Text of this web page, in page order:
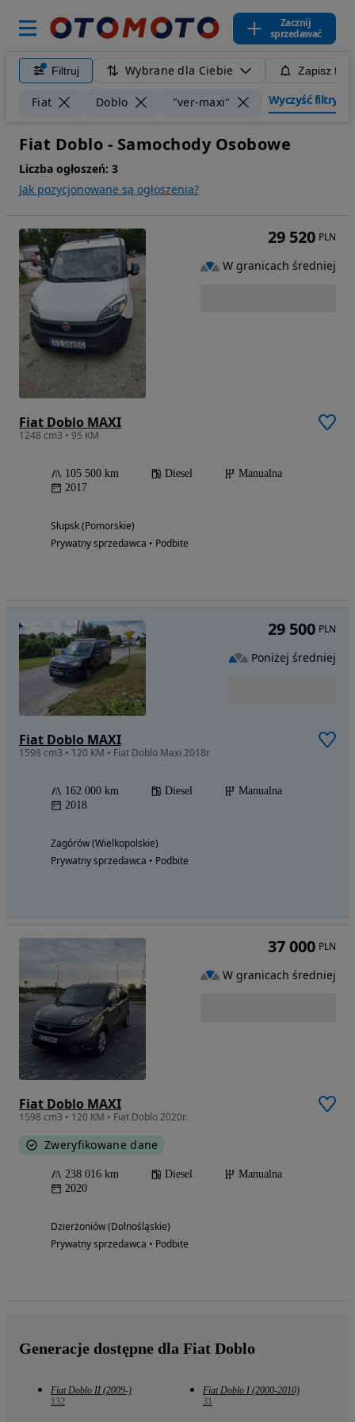
Zacznij
sprzedawać
Filtruj Wybrane dla Ciebie Zapisz
Fiat Doblo "ver-maxi" Wyczyść filtry
Fiat Doblo - Samochody Osobowe
Liczba ogłoszeń: 3
Jak pozycjonowane są ogłoszenia?
Fiat Doblo MAXI
1248 cm3 • 95 KM
105 500 km Diesel
Manualna
2017
Słupsk (Pomorskie)
Prywatny sprzedawca • Podbite
29 520 PLN
W granicach średniej
Fiat Doblo MAXI
1598 cm3 • 120 KM • Fiat Doblo Maxi 2018r
162 000 km Diesel
Manualna
2018
Zagórów (Wielkopolskie)
Prywatny sprzedawca • Podbite
29 500 PLN
Poniżej średniej
Fiat Doblo MAXI
1598 cm3 • 120 KM • Fiat Doblo 2020r.
Zweryfikowane dane
238 016 km Diesel
Manualna
2020
Dzierżoniów (Dolnośląskie)
Prywatny sprzedawca • Podbite
37 000 PLN
W granicach średniej
Generacje dostępne dla Fiat Doblo
Fiat Doblo II (2009-)
132
Fiat Doblo I (2000-2010)
31